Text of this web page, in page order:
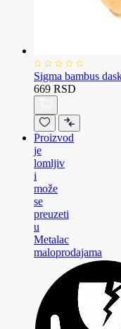
Sigma bambus
669 RSD
Proizvod
je
lomljiv
i
može
se
preuzeti
u
Metalac
maloprodajama